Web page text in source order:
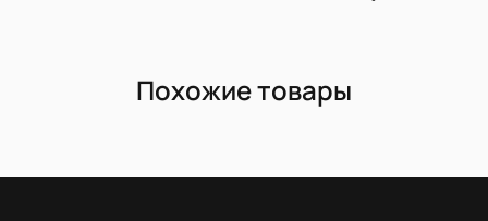
Похожие товары